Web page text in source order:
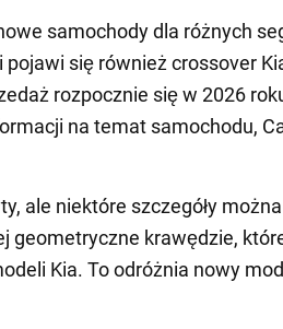
samochody dla różnych
pojawi się również crossover
rozpocznie się w 2026
na temat samochodu,
ale niektóre szczegóły
geometryczne krawędzie,
Kia. To odróżnia nowy